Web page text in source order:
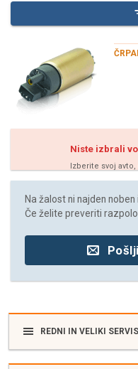
Niste izbrali
Izberite svoj
Na žalost ni najden
Če želite preveriti
REDNI IN VELIKI SERVIS